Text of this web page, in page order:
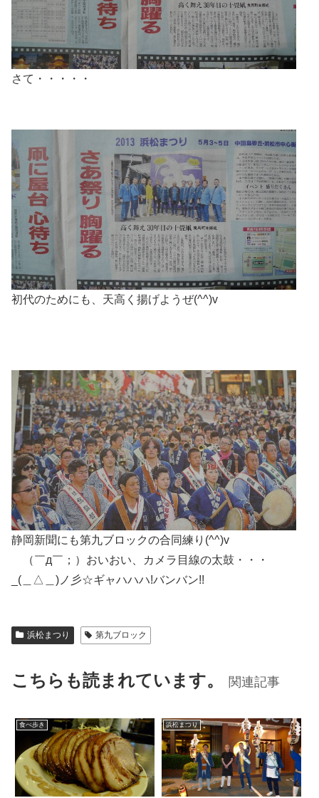
さて・・・・・
初代のためにも、天高く揚げようぜ(^^)v
静岡新聞にも第九ブロックの合同練り(^^)v
ゞ（￣д￣；）おいおい、カメラ目線の太鼓・・・
_(＿△＿)ノ彡☆ギャハハハ!バンバン!!
浜松まつり 第九ブロック
こちらも読まれています。 関連記事
食べ歩き 浜松まつり